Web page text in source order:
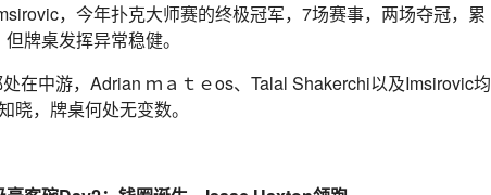
，今年扑克大师赛的终极冠军，7场赛事，两场夺冠，累
牌桌发挥异常稳健。
在中游，Adrian ｍａｔｅos、Talal Shakerchi以及Imsirovic均
，牌桌何处无变数。